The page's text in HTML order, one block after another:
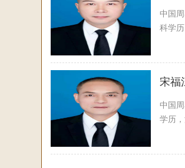
中国
科学
宋福
中国
学历